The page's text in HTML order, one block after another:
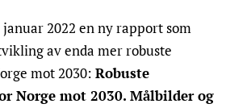
2022 en ny rapport som
av enda mer robuste
mot 2030: Robuste
Norge mot 2030. Målbilder og